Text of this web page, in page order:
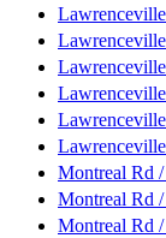
Montreal Rd
Montreal Rd
Montreal Rd